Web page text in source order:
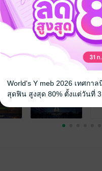
World's Y meb 2026 เทศกา
สุดฟิน สูงสุด 80% ตั้งแต่วันที่